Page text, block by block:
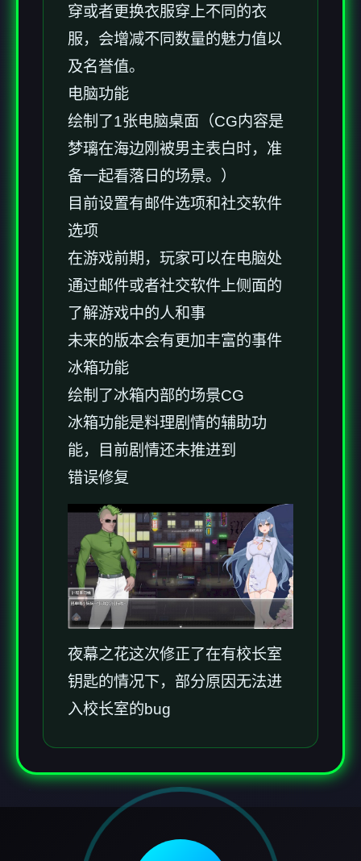
穿或者更换衣服穿上不同的衣
服，会增减不同数量的魅力值以
及名誉值。
电脑功能
绘制了1张电脑桌面（CG内容是
梦璃在海边刚被男主表白时，准
备一起看落日的场景。）
目前设置有邮件选项和社交软件
选项
在游戏前期，玩家可以在电脑处
通过邮件或者社交软件上侧面的
了解游戏中的人和事
未来的版本会有更加丰富的事件
冰箱功能
绘制了冰箱内部的场景CG
冰箱功能是料理剧情的辅助功
能，目前剧情还未推进到
错误修复
夜幕之花这次修正了在有校长室
钥匙的情况下，部分原因无法进
入校长室的bug